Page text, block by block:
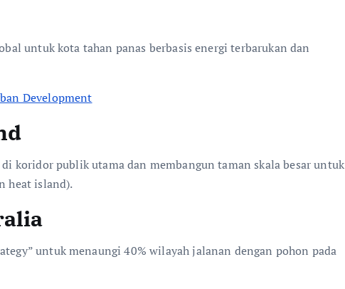
untuk kota tahan panas berbasis energi terbarukan dan
Development
koridor publik utama dan membangun taman skala besar untuk
heat island).
untuk menaungi 40% wilayah jalanan dengan pohon pada